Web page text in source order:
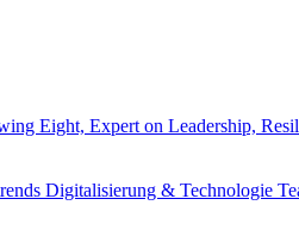
Eight, Expert on Leadership,
Digitalisierung & Technologie